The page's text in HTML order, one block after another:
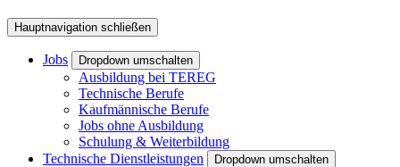
Hauptnavigation schließen
Jobs Dropdown umschalten
Ausbildung bei TEREG
Technische Berufe
Kaufmännische Berufe
Jobs ohne Ausbildung
Schulung & Weiterbildung
Technische Dienstleistungen
Dropdown umschalten